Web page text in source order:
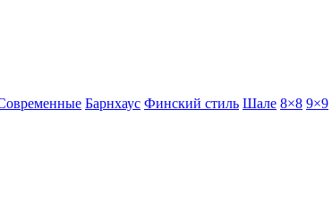
Барнхаус Финский стиль Шале 8×8 9×9